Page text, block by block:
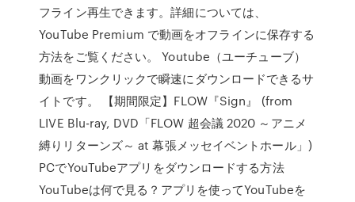
フライン再生できます。詳細については、
YouTube Premium で動画をオフラインに保存する
方法をご覧ください。 Youtube（ユーチューブ）
動画をワンクリックで瞬速にダウンロードできるサ
イトです。 【期間限定】FLOW『Sign』 (from
LIVE Blu-ray, DVD「FLOW 超会議 2020 ～アニメ
縛りリターンズ～ at 幕張メッセイベントホール」)
PCでYouTubeアプリをダウンロードする方法
YouTubeは何で見る？アプリを使ってYouTubeを